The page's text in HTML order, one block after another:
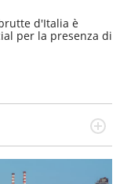
d'Italia è
per la presenza di
anni si occupa di
attualità,